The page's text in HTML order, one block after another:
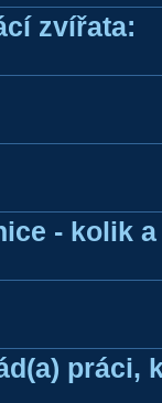
zvířata:
- kolik
práci,